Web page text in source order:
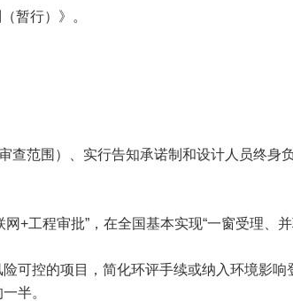
暂行）》。
查范围）、实行告知承诺制和设计人员终身
+工程审批”，在全国基本实现“一窗受理、
可控的项目，简化环评手续或纳入环境影
一半。